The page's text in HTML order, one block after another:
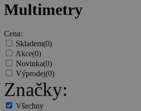
Multimetry
Cena:
Skladem(0)
Akce(0)
Novinka(0)
Výprodej(0)
Značky:
Všechny